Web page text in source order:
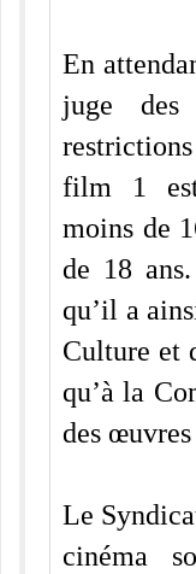
En
juge
film 1
moins de
de 18
qu’il a
Culture et
qu’à la
des
Le
cinéma